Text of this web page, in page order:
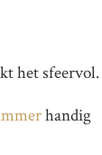
het sfeervol.
handig